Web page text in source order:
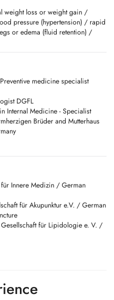
weight loss or weight gain /
pressure (hypertension) / rapid
or edema (fluid retention) /
/ cough (acute or chronic) /
asthma , COPD /
nausea, vomiting /diarrhea or
diagnosis or
cholesterol/lipid metabolism
function (elevated
/ joint and muscle pain
(lipidology), diabetes,
thyroid, carotid arteries,
tests,
Findel. Parcours de soin.
medicine specialist
DGFL
Internal Medicine - Specialist
Brüder and Mutterhaus
Innere Medizin / German
für Akupunktur e.V. / German
für Lipidologie e. V. /